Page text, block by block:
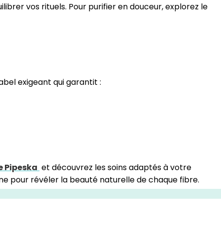
vos rituels. Pour purifier en douceur, explorez le
exigeant qui garantit :
Pipeska et découvrez les soins adaptés à votre
pour révéler la beauté naturelle de chaque fibre.